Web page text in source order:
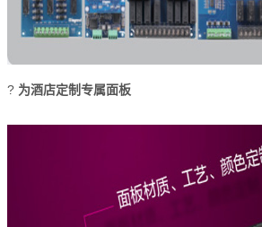
? 为酒店定制专属面板